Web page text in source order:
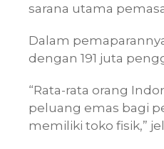
sarana utama
Dalam
dengan 191 juta
“Rata-rata orang
peluang emas bagi
memiliki toko fisik,”